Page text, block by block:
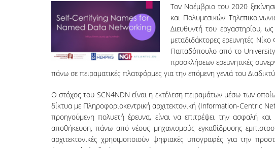
Τον Νοέμβριο του 2020
και Πολυμεσικών
Διευθυντή του εργαστηρίου,
μεταδιδάκτορες ερευνητές
Παπαδόπουλο από το University
προσκλήσεων ερευνητικές
πάνω σε πειραματικές πλατφόρμες για την επόμενη γενιά του
Ο στόχος του SCN4NDN είναι η εκτέλεση πειραμάτων μέσω των
δίκτυα με Πληροφοριοκεντρική αρχιτεκτονική (Information-Centric
προηγούμενη πολυετή έρευνα, είναι να επιτρέψει την ασφαλή
αποθήκευση, πάνω από νέους μηχανισμούς εγκαθίδρυσης
αρχιτεκτονικές χρησιμοποιούν ψηφιακές υπογραφές για την